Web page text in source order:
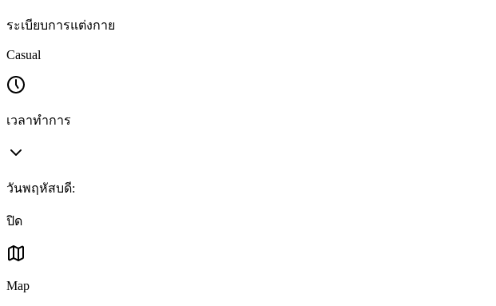
ระเบียบการแต่งกาย
Casual
เวลาทำการ
วันพฤหัสบดี:
ปิด
Map